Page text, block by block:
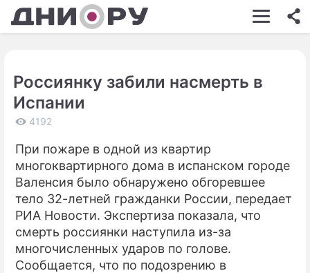
ШОУ-БИЗНЕС
КИНО
ЭКОНОМИКА
ПРОИСШЕСТВИЯ
СОННИК
СТИЛЬ ЖИЗНИ
Россиянку забили насмерть в
Испании
4192
При пожаре в одной из квартир
многоквартирного дома в испанском городе
Валенсия было обнаружено обгоревшее
тело 32-летней гражданки России, передает
РИА Новости. Экспертиза показала, что
смерть россиянки наступила из-за
многочисленных ударов по голове.
Сообщается, что по подозрению в